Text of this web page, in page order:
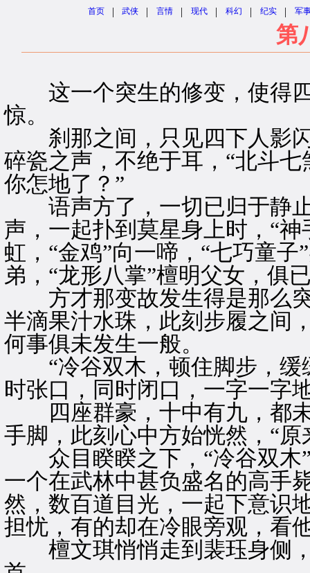
首页 | 武侠 | 言情 | 现代 | 科幻 | 纪实 | 军
第
这一个突生的修变，使得四
惊。
刹那之间，只见四下人影闪
碎瓷之声，不绝于耳，“北斗
你怎地了？”
语声方了，一切已归于静止
声，一起扑到莫星身上时，“神
虹，“金鸡”向一啼，“七巧童
弟，“龙形八掌”檀明父女，俱
方才那变故发生得是那么突
半滴果汁水珠，此刻步履之间
何事俱未发生一般。
“冷谷双木，顿住脚步，缓
时张口，同时闭口，一字一字
四座群豪，十中有九，都未
手脚，此刻心中方始恍然，“原
众目睽睽之下，“冷谷双木”
一个在武林中甚负盛名的高手
然，数百道目光，一起下意识
担忧，有的却在冷眼旁观，看
檀文琪悄悄走到裴珏身侧，